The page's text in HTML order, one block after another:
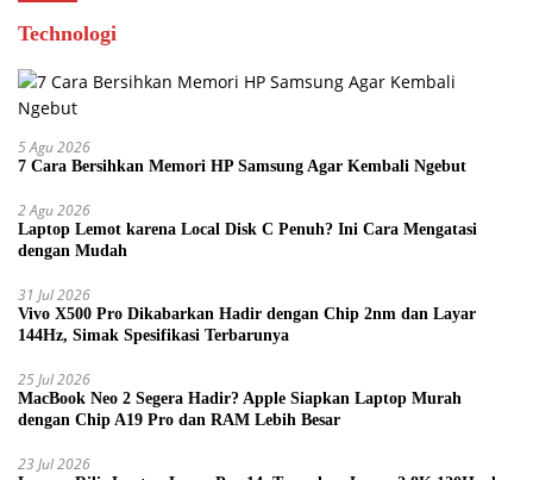
Technologi
5 Agu 2026
7 Cara Bersihkan Memori HP Samsung Agar Kembali Ngebut
2 Agu 2026
Laptop Lemot karena Local Disk C Penuh? Ini Cara Mengatasi
dengan Mudah
31 Jul 2026
Vivo X500 Pro Dikabarkan Hadir dengan Chip 2nm dan Layar
144Hz, Simak Spesifikasi Terbarunya
25 Jul 2026
MacBook Neo 2 Segera Hadir? Apple Siapkan Laptop Murah
dengan Chip A19 Pro dan RAM Lebih Besar
23 Jul 2026